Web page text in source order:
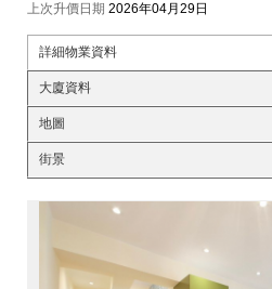
上次升價日期 2026年04月29日
詳細物業資料
大廈資料
地圖
街景